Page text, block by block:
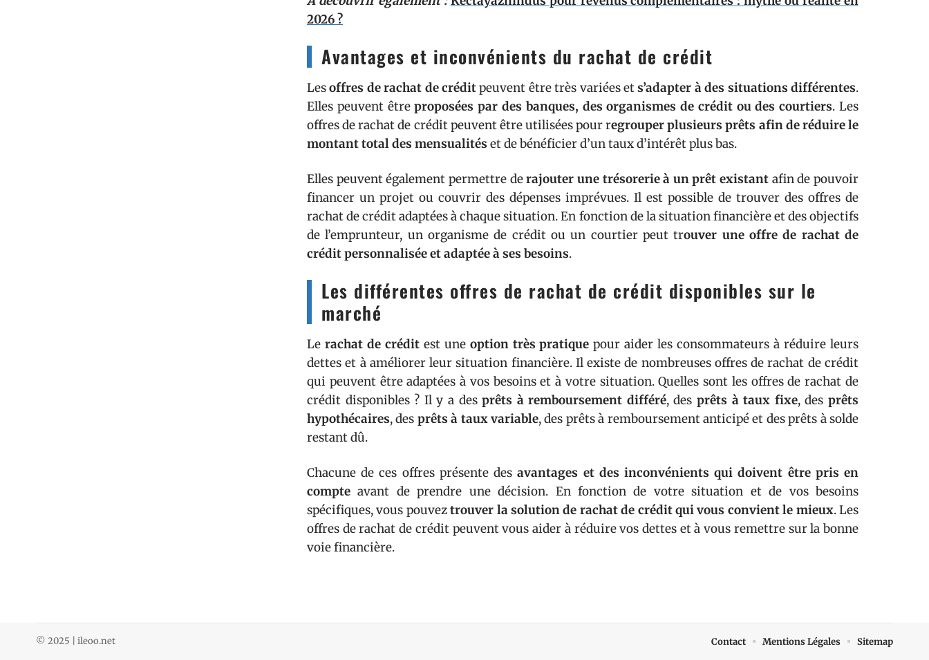
2026 ?
Avantages et inconvénients du rachat de crédit
Lesoffres de rachat de créditpeuvent être très variées ets’adapter à des situations différentes.
Elles peuvent êtreproposées par des banques, des organismes de crédit ou des courtiers. Les
offres de rachat de crédit peuvent être utilisées pour regrouper plusieurs prêts afin de réduire le
montant total des mensualités et de bénéficier d’un taux d’intérêt plus bas.
Elles peuvent également permettre derajouter une trésorerie à un prêt existant afin de pouvoir
financer un projet ou couvrir des dépenses imprévues. Il est possible de trouver des offres de
rachat de crédit adaptées à chaque situation. En fonction de la situation financière et des objectifs
de l’emprunteur, un organisme de crédit ou un courtier peut trouver une offre de rachat de
crédit personnalisée et adaptée à ses besoins.
Les différentes offres de rachat de crédit disponibles sur le
marché
Le rachat de créditest une option très pratique pour aider les consommateurs à réduire leurs
dettes et à améliorer leur situation financière. Il existe de nombreuses offres de rachat de crédit
qui peuvent être adaptées à vos besoins et à votre situation. Quelles sont les offres de rachat de
crédit disponibles ? Il y a desprêts à remboursement différé, desprêts à taux fixe, desprêts
hypothécaires, des prêts à taux variable, des prêts à remboursement anticipé et des prêts à solde
restant dû.
Chacune de ces offres présente desavantages et des inconvénients qui doivent être pris en
compte avant de prendre une décision. En fonction de votre situation et de vos besoins
spécifiques, vous pouveztrouver la solution de rachat de crédit qui vous convient le mieux. Les
offres de rachat de crédit peuvent vous aider à réduire vos dettes et à vous remettre sur la bonne
voie financière.
© 2025 | ileoo.net Contact Mentions Légales Sitemap